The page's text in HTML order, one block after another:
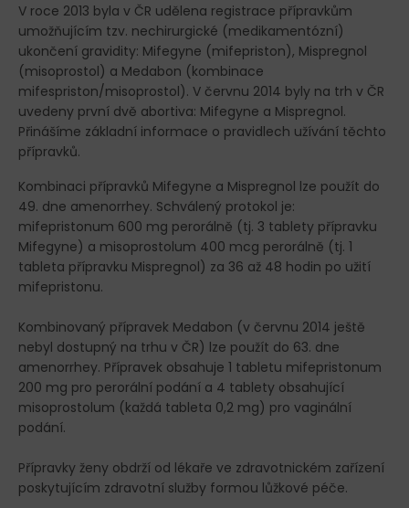
V roce 2013 byla v ČR udělena registrace přípravkům
umožňujícím tzv. nechirurgické (medikamentózní)
ukončení gravidity: Mifegyne (mifepriston), Mispregnol
(misoprostol) a Medabon (kombinace
mifespriston/misoprostol). V červnu 2014 byly na trh v ČR
uvedeny první dvě abortiva: Mifegyne a Mispregnol.
Přinášíme základní informace o pravidlech užívání těchto
přípravků.
Kombinaci přípravků Mifegyne a Mispregnol lze použít do
49. dne amenorrhey. Schválený protokol je:
mifepristonum 600 mg perorálně (tj. 3 tablety přípravku
Mifegyne) a misoprostolum 400 mcg perorálně (tj. 1
tableta přípravku Mispregnol) za 36 až 48 hodin po užití
mifepristonu.
Kombinovaný přípravek Medabon (v červnu 2014 ještě
nebyl dostupný na trhu v ČR) lze použít do 63. dne
amenorrhey. Přípravek obsahuje 1 tabletu mifepristonum
200 mg pro perorální podání a 4 tablety obsahující
misoprostolum (každá tableta 0,2 mg) pro vaginální
podání.
Přípravky ženy obdrží od lékaře ve zdravotnickém zařízení
poskytujícím zdravotní služby formou lůžkové péče.